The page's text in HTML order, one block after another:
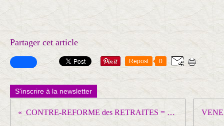
Partager cet article
Repost 0
S'inscrire à la newsletter
CONTRE-REFORME des RETRAITES = 30% de baisse des pensions !